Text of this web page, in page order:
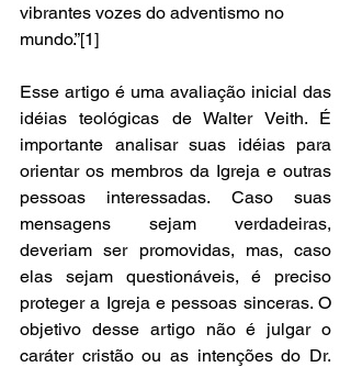
vibrantes vozes do adventismo no
mundo.”[1]
Esse artigo é uma avaliação inicial das
idéias teológicas de Walter Veith. É
importante analisar suas idéias para
orientar os membros da Igreja e outras
pessoas interessadas. Caso suas
mensagens sejam verdadeiras,
deveriam ser promovidas, mas, caso
elas sejam questionáveis, é preciso
proteger a Igreja e pessoas sinceras. O
objetivo desse artigo não é julgar o
caráter cristão ou as intenções do Dr.